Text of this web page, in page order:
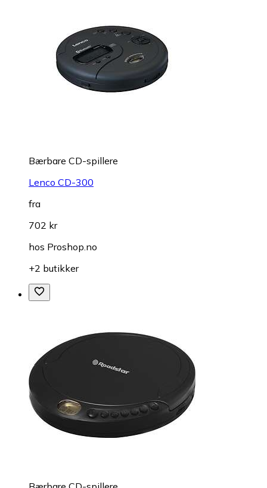
Bærbare CD-spillere
Lenco CD-300
fra
702 kr
hos Proshop.no
+2 butikker